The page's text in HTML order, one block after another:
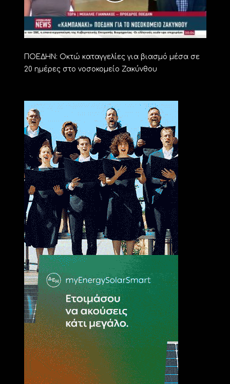
ΠΟΕΔΗΝ: Οκτώ καταγγελίες για βιασμό μέσα σε
20 ημέρες στο νοσοκομείο Ζακύνθου